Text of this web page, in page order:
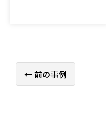
← 前の事例